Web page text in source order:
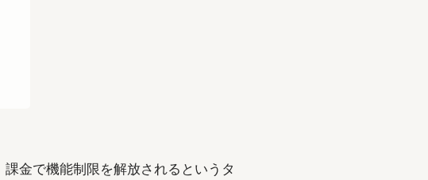
金で機能制限を解放されるというタ